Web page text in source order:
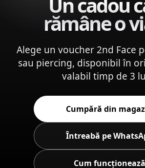
rămâne o
Alege un voucher 2nd Face
sau piercing, disponibil în
valabil timp de 3
Cumpără din
Întreabă pe
Cum funcționează